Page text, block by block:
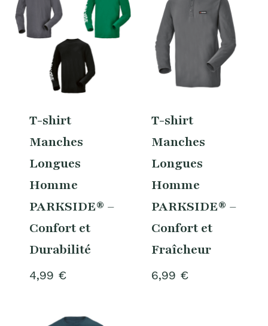
T-shirt
Manches
Longues
Homme
PARKSIDE® –
Confort et
Durabilité
4,99 €
T-shirt
Manches
Longues
Homme
PARKSIDE® –
Confort et
Fraîcheur
6,99 €